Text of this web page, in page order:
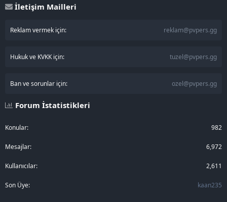
İletişim Mailleri
Reklam vermek için: reklam@pvpers.gg
Hukuk ve KVKK için: tuzel@pvpers.gg
Ban ve sorunlar için: ozel@pvpers.gg
Forum İstatistikleri
Konular 982
Mesajlar 6,972
Kullanıcılar 2,611
Son Üye kaan235